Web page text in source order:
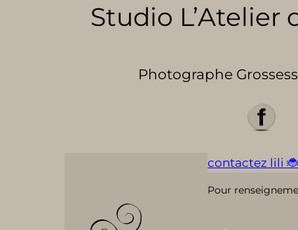
Studio L’Atelier
Photographe
contactez lili 🐞
Pour